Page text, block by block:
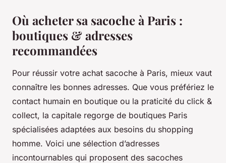
Où acheter sa sacoche à Paris :
boutiques & adresses
recommandées
Pour réussir votre achat sacoche à Paris, mieux vaut
connaître les bonnes adresses. Que vous préfériez le
contact humain en boutique ou la praticité du click &
collect, la capitale regorge de boutiques Paris
spécialisées adaptées aux besoins du shopping
homme. Voici une sélection d’adresses
incontournables qui proposent des sacoches